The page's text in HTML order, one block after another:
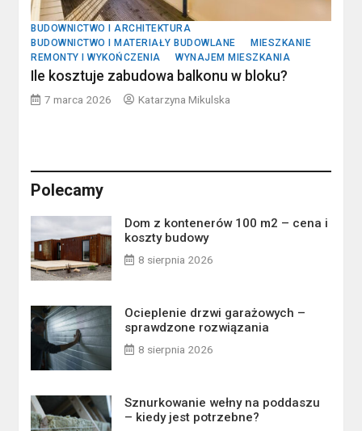
BUDOWNICTWO I ARCHITEKTURA
BUDOWNICTWO I MATERIAŁY BUDOWLANE
MIESZKANIE
REMONTY I WYKOŃCZENIA
WYNAJEM MIESZKANIA
Ile kosztuje zabudowa balkonu w bloku?
7 marca 2026 Katarzyna Mikulska
Polecamy
Dom z kontenerów 100 m2 – cena i
koszty budowy
8 sierpnia 2026
Ocieplenie drzwi garażowych –
sprawdzone rozwiązania
8 sierpnia 2026
Sznurkowanie wełny na poddaszu
– kiedy jest potrzebne?